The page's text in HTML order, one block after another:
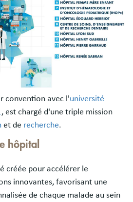
convention avec l'université
, est chargé d'une triple mission
et de recherche.
hôpital
créée pour accélérer le
innovantes, favorisant une
de chaque malade au sein